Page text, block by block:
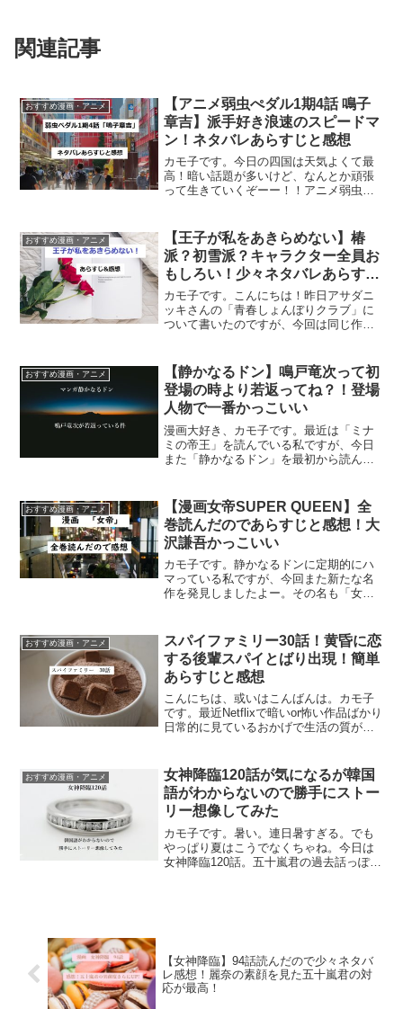
関連記事
おすすめ漫画・アニメ
【アニメ弱虫ぺダル1期4話 鳴子
章吉】派手好き浪速のスピードマ
ン！ネタバレあらすじと感想
カモ子です。今日の四国は天気よくて最
高！暗い話題が多いけど、なんとか頑張
って生きていくぞーー！！アニメ弱虫ペ
浪速のスピードマン鳴子章吉参上！突然
関西弁の少年に話し...
おすすめ漫画・アニメ
【王子が私をあきらめない】椿
派？初雪派？キャラクター全員お
もしろい！少々ネタバレあらすじ
&感想
カモ子です。こんにちは！昨日アサダニ
ッキさんの「青春しょんぼりクラブ」に
ついて書いたのですが、今回は同じ作者
ます！ギャグマンガ好きな人に激しくオ
ススメしたい作品。王子が...
おすすめ漫画・アニメ
【静かなるドン】鳴戸竜次って初
登場の時より若返ってね？！登場
人物で一番かっこいい
漫画大好き、カモ子です。最近は「ミナ
ミの帝王」を読んでいる私ですが、今日
また「静かなるドン」を最初から読んで
さんって巻を追うごとに若返ってない？
っていう話です。子分の龍...
おすすめ漫画・アニメ
【漫画女帝SUPER QUEEN】全
巻読んだのであらすじと感想！大
沢謙吾かっこいい
カモ子です。静かなるドンに定期的にハ
マっている私ですが、今回また新たな名
作を発見しましたよー。その名も「女帝
う」と思って読まなかったんです。なん
ていうか、地下の...
おすすめ漫画・アニメ
スパイファミリー30話！黄昏に恋
する後輩スパイとばり出現！簡単
あらすじと感想
こんにちは、或いはこんばんは。カモ子
です。最近Netflixで暗いor怖い作品ばかり
日常的に見ているおかげで生活の質が下
パイファミリーの更新、首を長くして待
っていました...
おすすめ漫画・アニメ
女神降臨120話が気になるが韓国
語がわからないので勝手にストー
リー想像してみた
カモ子です。暑い。連日暑すぎる。でも
やっぱり夏はこうでなくちゃね。今日は
女神降臨120話。五十嵐君の過去話っぽ
【女神降臨】94話読んだので少々ネタバ
レ感想！麗奈の素顔を見た五十嵐君の対
応が最高！